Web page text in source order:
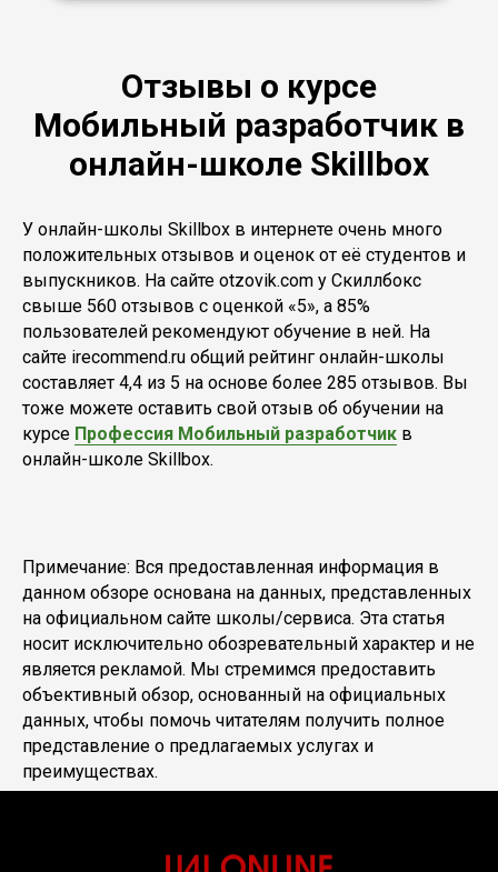
Отзывы о курсе
Мобильный разработчик в
онлайн-школе Skillbox
У онлайн-школы Skillbox в интернете очень много
положительных отзывов и оценок от её студентов и
выпускников. На сайте otzovik.com у Скиллбокс
свыше 560 отзывов с оценкой «5», а 85%
пользователей рекомендуют обучение в ней. На
сайте irecommend.ru общий рейтинг онлайн-школы
составляет 4,4 из 5 на основе более 285 отзывов. Вы
тоже можете оставить свой отзыв об обучении на
курсе Профессия Мобильный разработчик в
онлайн-школе Skillbox.
Примечание: Вся предоставленная информация в
данном обзоре основана на данных, представленных
на официальном сайте школы/сервиса. Эта статья
носит исключительно обозревательный характер и не
является рекламой. Мы стремимся предоставить
объективный обзор, основанный на официальных
данных, чтобы помочь читателям получить полное
представление о предлагаемых услугах и
преимуществах.